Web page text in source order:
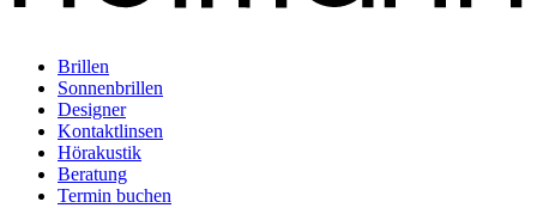
Brillen
Sonnenbrillen
Designer
Kontaktlinsen
Hörakustik
Beratung
Termin buchen